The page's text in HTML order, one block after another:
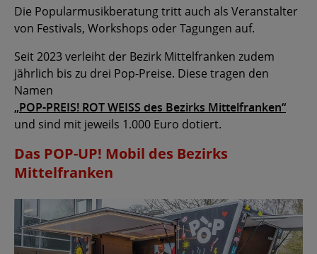
Die Popularmusikberatung tritt auch als Veranstalter
von Festivals, Workshops oder Tagungen auf.
Seit 2023 verleiht der Bezirk Mittelfranken zudem
jährlich bis zu drei Pop-Preise. Diese tragen den
Namen
„POP-PREIS! ROT WEISS des Bezirks Mittelfranken“
und sind mit jeweils 1.000 Euro dotiert.
Das POP-UP! Mobil des Bezirks
Mittelfranken